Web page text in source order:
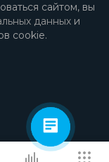
сайтом, вы
данных и
cookie.